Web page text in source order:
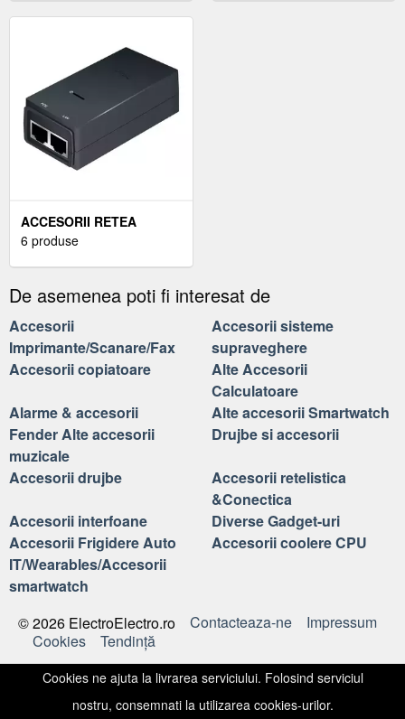
ACCESORII RETEA
6 produse
De asemenea poti fi interesat de
Accesorii
Imprimante/Scanare/Fax
Accesorii sisteme
supraveghere
Accesorii copiatoare
Alte Accesorii
Calculatoare
Alarme & accesorii
Alte accesorii Smartwatch
Fender Alte accesorii
muzicale
Drujbe si accesorii
Accesorii drujbe
Accesorii retelistica
&Conectica
Accesorii interfoane
Diverse Gadget-uri
Accesorii Frigidere Auto
Accesorii coolere CPU
IT/Wearables/Accesorii
smartwatch
© 2026 ElectroElectro.ro
Contacteaza-ne
Impressum
Cookies
Tendinţă
Cookies ne ajuta la livrarea serviciului. Folosind serviciul
nostru, consemnati la utilizarea cookies-urilor.